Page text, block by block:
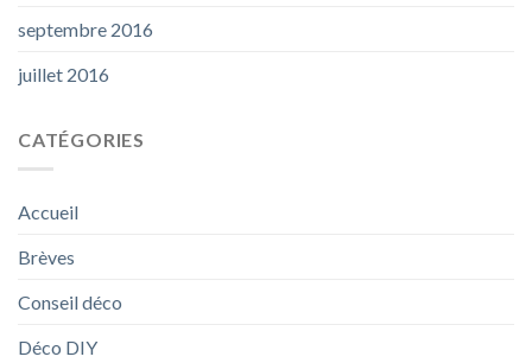
septembre 2016
juillet 2016
CATÉGORIES
Accueil
Brèves
Conseil déco
Déco DIY